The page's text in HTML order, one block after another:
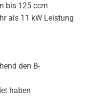
bis 125 ccm
als 11 kW Leistung
den B-
haben